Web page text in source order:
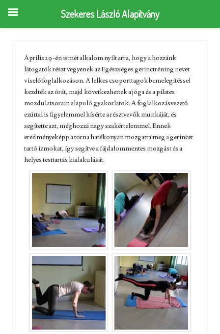
Április 29-én ismét alkalom nyílt arra, hogy a hozzánk
látogatók részt vegyenek az Egészséges gerinctréning nevet
viselő foglalkozáson. A lelkes csoporttagok bemelegítéssel
kezdték az órát, majd következhettek a jóga és a pilates
mozdulatsorain alapuló gyakorlatok. A foglalkozásvezető
ezúttal is figyelemmel kísérte a résztvevők munkáját, és
segítette azt, méghozzá nagy szakértelemmel. Ennek
eredményeképp a torna hatékonyan mozgatta meg a gerincet
tartó izmokat, így segítve a fájdalommentes mozgást és a
helyes testtartás kialakulását.
Szekeres László Alapítvány